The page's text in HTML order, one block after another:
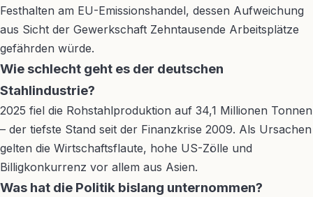
Festhalten am EU-Emissionshandel, dessen Aufweichung
aus Sicht der Gewerkschaft Zehntausende Arbeitsplätze
gefährden würde.
Wie schlecht geht es der deutschen
Stahlindustrie?
2025 fiel die Rohstahlproduktion auf 34,1 Millionen Tonnen
– der tiefste Stand seit der Finanzkrise 2009. Als Ursachen
gelten die Wirtschaftsflaute, hohe US-Zölle und
Billigkonkurrenz vor allem aus Asien.
Was hat die Politik bislang unternommen?